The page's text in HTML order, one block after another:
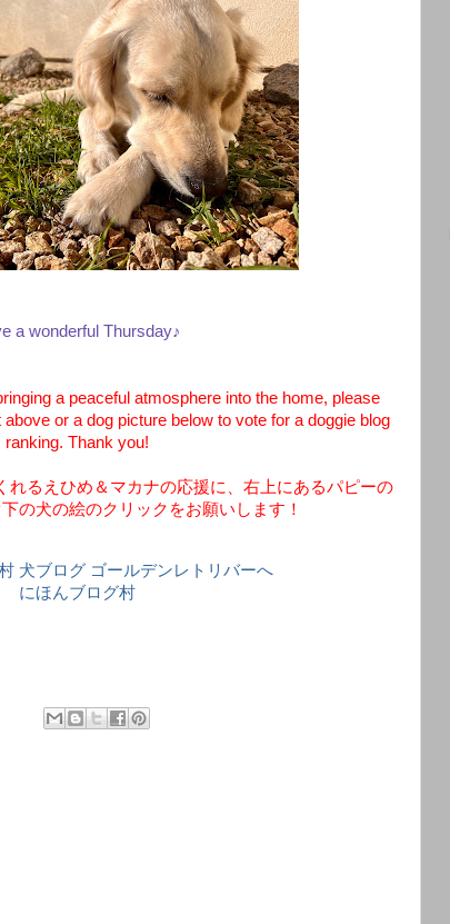
a wonderful Thursday♪
a peaceful atmosphere into the home, please
or a dog picture below to vote for a doggie blog
ranking. Thank you!
れるえひめ＆マカナの応援に、右上にあるパピーの
の犬の絵のクリックをお願いします！
にほんブログ村